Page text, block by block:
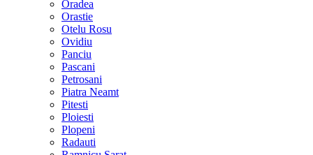
Oradea
Orastie
Otelu Rosu
Ovidiu
Panciu
Pascani
Petrosani
Piatra Neamt
Pitesti
Ploiesti
Plopeni
Radauti